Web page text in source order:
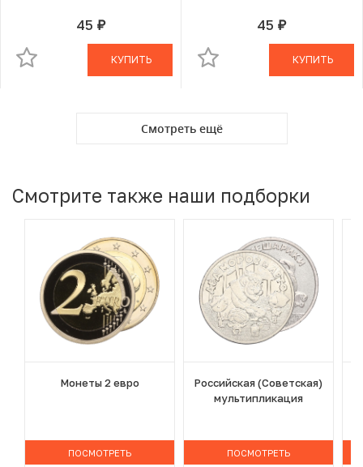
45 руб.В КОРЗИНЕ
КУПИТЬ
45 руб.В КОРЗИНЕ
КУПИТЬ
Смотреть ещё
Смотрите также наши подборки
Монеты 2 евро
ПОСМОТРЕТЬ
Российская (Советская)
мультипликация
ПОСМОТРЕТЬ